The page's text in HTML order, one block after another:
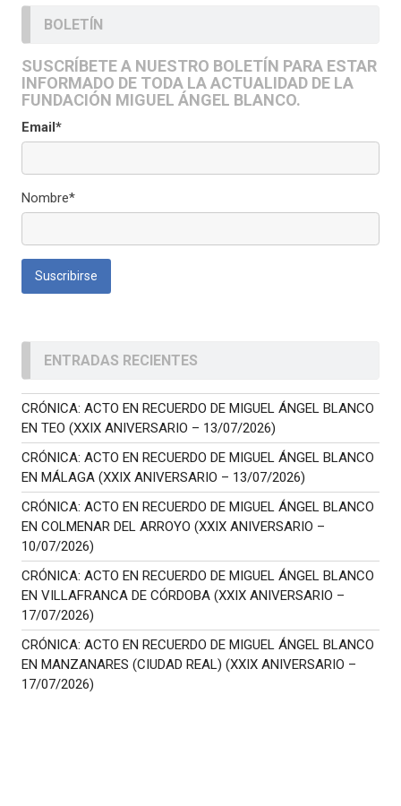
BOLETÍN
SUSCRÍBETE A NUESTRO BOLETÍN PARA ESTAR
INFORMADO DE TODA LA ACTUALIDAD DE LA
FUNDACIÓN MIGUEL ÁNGEL BLANCO.
Email*
Nombre*
ENTRADAS RECIENTES
CRÓNICA: ACTO EN RECUERDO DE MIGUEL ÁNGEL BLANCO
EN TEO (XXIX ANIVERSARIO – 13/07/2026)
CRÓNICA: ACTO EN RECUERDO DE MIGUEL ÁNGEL BLANCO
EN MÁLAGA (XXIX ANIVERSARIO – 13/07/2026)
CRÓNICA: ACTO EN RECUERDO DE MIGUEL ÁNGEL BLANCO
EN COLMENAR DEL ARROYO (XXIX ANIVERSARIO –
10/07/2026)
CRÓNICA: ACTO EN RECUERDO DE MIGUEL ÁNGEL BLANCO
EN VILLAFRANCA DE CÓRDOBA (XXIX ANIVERSARIO –
17/07/2026)
CRÓNICA: ACTO EN RECUERDO DE MIGUEL ÁNGEL BLANCO
EN MANZANARES (CIUDAD REAL) (XXIX ANIVERSARIO –
17/07/2026)